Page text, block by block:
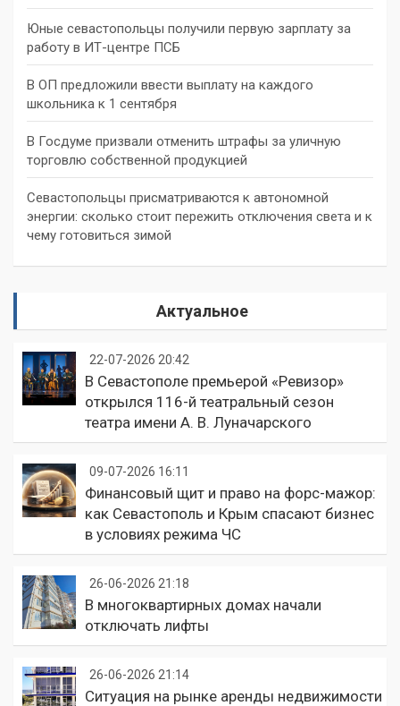
Юные севастопольцы получили первую зарплату за
работу в ИТ-центре ПСБ
В ОП предложили ввести выплату на каждого
школьника к 1 сентября
В Госдуме призвали отменить штрафы за уличную
торговлю собственной продукцией
Севастопольцы присматриваются к автономной
энергии: сколько стоит пережить отключения света и к
чему готовиться зимой
Актуальное
22-07-2026 20:42
В Севастополе премьерой «Ревизор»
открылся 116-й театральный сезон
театра имени А. В. Луначарского
09-07-2026 16:11
Финансовый щит и право на форс-мажор:
как Севастополь и Крым спасают бизнес
в условиях режима ЧС
26-06-2026 21:18
В многоквартирных домах начали
отключать лифты
26-06-2026 21:14
Ситуация на рынке аренды недвижимости